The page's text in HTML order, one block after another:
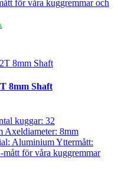
för våra kuggremmar och
8mm Shaft
kuggar: 32
Axeldiameter: 8mm
Aluminium Yttermått:
för våra kuggremmar